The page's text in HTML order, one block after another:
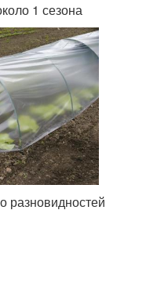
1 сезона
разновидностей